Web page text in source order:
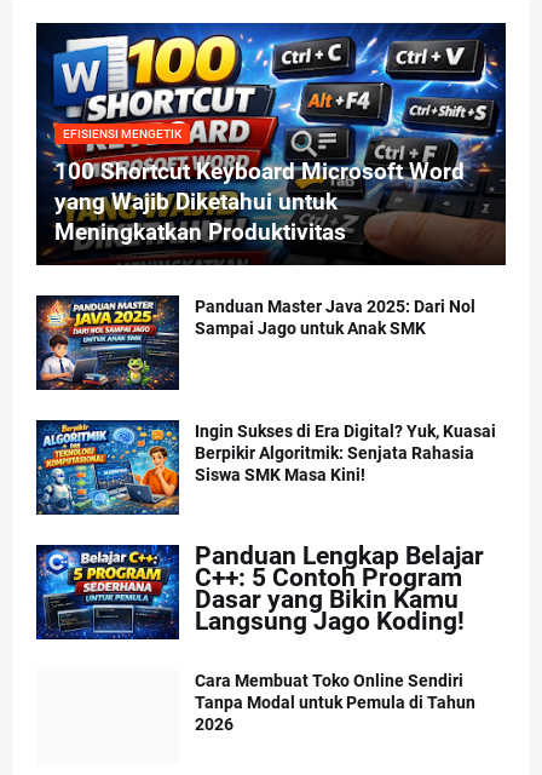
EFISIENSI MENGETIK
100 Shortcut Keyboard Microsoft Word
yang Wajib Diketahui untuk
Meningkatkan Produktivitas
Panduan Master Java 2025: Dari Nol
Sampai Jago untuk Anak SMK
Ingin Sukses di Era Digital? Yuk, Kuasai
Berpikir Algoritmik: Senjata Rahasia
Siswa SMK Masa Kini!
Panduan Lengkap Belajar
C++: 5 Contoh Program
Dasar yang Bikin Kamu
Langsung Jago Koding!
Cara Membuat Toko Online Sendiri
Tanpa Modal untuk Pemula di Tahun
2026